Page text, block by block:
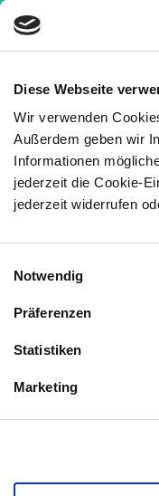
Diese Webseite
Wir verwenden
Außerdem geben wir
Informationen
jederzeit die Cookie-
jederzeit widerrufen
Notwendig
Präferenzen
Statistiken
Marketing
Ernährung »
Vorsicht mit den
Quinoa: